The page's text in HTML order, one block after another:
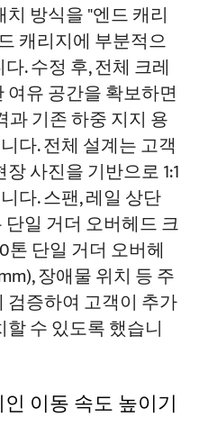
방식을 "엔드 캐리
캐리지에 부분적으
. 수정 후, 전체 크레
유 공간을 확보하면
과 기존 하중 지지 용
다. 전체 설계는 고객
사진을 기반으로 1:1
다. 스팬, 레일 상단
일 거더 오버헤드 크
톤 단일 거더 오버헤
장애물 위치 등 주
검증하여 고객이 추가
수 있도록 했습니
이동 속도 높이기